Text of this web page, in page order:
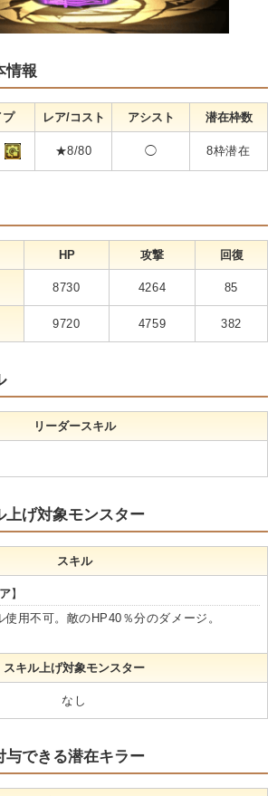
情報
プ レア/コスト アシスト 潜在枠数
★8/80 ◯ 8枠潜在
HP 攻撃 回復
8730 4264 85
9720 4759 382
リーダースキル
上げ対象モンスター
スキル
】
用不可。敵のHP40％分のダメージ。
スキル上げ対象モンスター
なし
与できる潜在キラー